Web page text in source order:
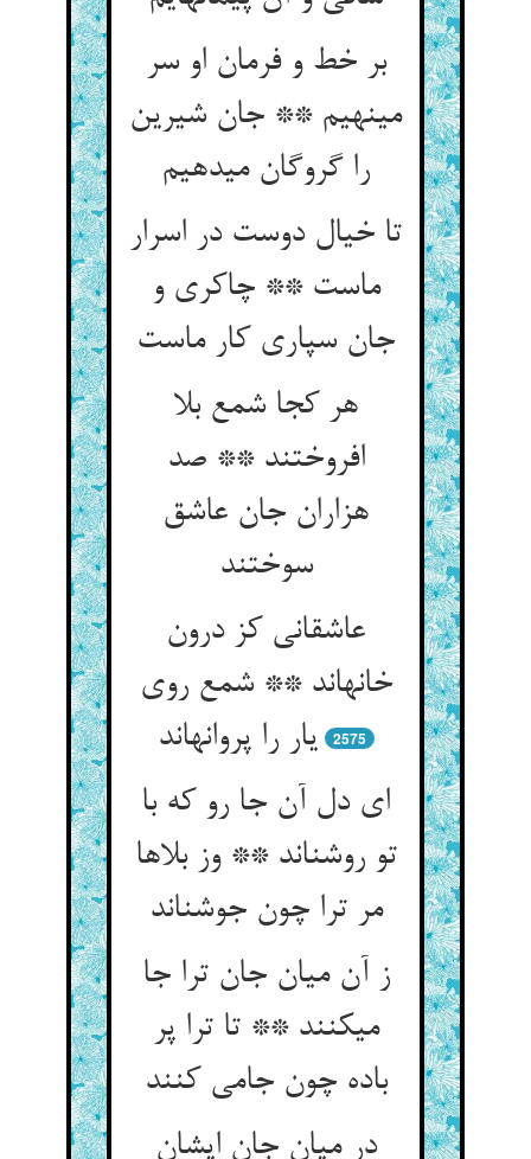
بر خط و فرمان او سر
می‏نهیم ** جان شیرین
را گروگان می‏دهیم‏
تا خیال دوست در اسرار
ماست ** چاکری و
جان سپاری کار ماست‏
هر کجا شمع بلا
افروختند ** صد
هزاران جان عاشق
سوختند
عاشقانی کز درون
خانه‏اند ** شمع روی
یار را پروانه‏اند
2575
ای دل آن جا رو که با
تو روشن‏اند ** وز بلاها
مر ترا چون جوشن‏اند
ز آن میان جان ترا جا
می‏کنند ** تا ترا پر
باده چون جامی کنند
در میان جان ایشان